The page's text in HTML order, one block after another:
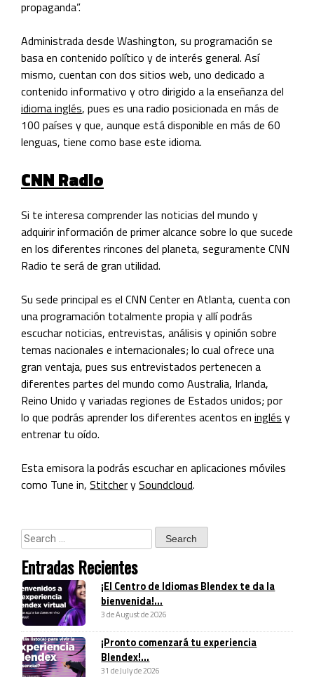
propaganda”.
Administrada desde Washington, su programación se
basa en contenido político y de interés general. Así
mismo, cuentan con dos sitios web, uno dedicado a
contenido informativo y otro dirigido a la enseñanza del
idioma inglés, pues es una radio posicionada en más de
100 países y que, aunque está disponible en más de 60
lenguas, tiene como base este idioma.
CNN Radio
Si te interesa comprender las noticias del mundo y
adquirir información de primer alcance sobre lo que sucede
en los diferentes rincones del planeta, seguramente CNN
Radio te será de gran utilidad.
Su sede principal es el CNN Center en Atlanta, cuenta con
una programación totalmente propia y allí podrás
escuchar noticias, entrevistas, análisis y opinión sobre
temas nacionales e internacionales; lo cual ofrece una
gran ventaja, pues sus entrevistados pertenecen a
diferentes partes del mundo como Australia, Irlanda,
Reino Unido y variadas regiones de Estados unidos; por
lo que podrás aprender los diferentes acentos en inglés y
entrenar tu oído.
Esta emisora la podrás escuchar en aplicaciones móviles
como Tune in, StitcherySoundcloud.
Entradas Recientes
¡El Centro de Idiomas Blendex te da la
bienvenida!...
3 de August de 2026
¡Pronto comenzará tu experiencia
Blendex!...
31 de July de 2026